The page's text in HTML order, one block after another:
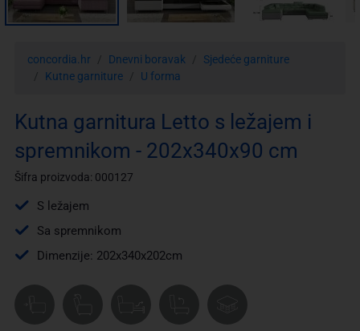
concordia.hr Dnevni boravak
Sjedeće garniture
Kutne garniture
U forma
Kutna garnitura Letto s ležajem i
spremnikom - 202x340x90 cm
Šifra proizvoda: 000127
S ležajem
Sa spremnikom
Dimenzije: 202x340x202cm